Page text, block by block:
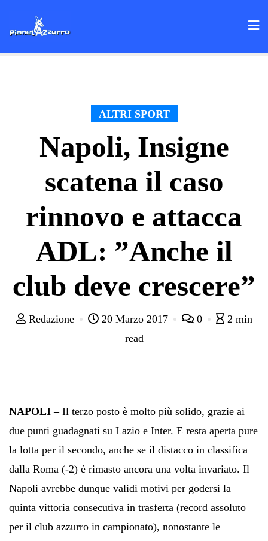
ALTRI SPORT
Napoli, Insigne
scatena il caso
rinnovo e attacca
ADL: ”Anche il
club deve crescere”
Redazione 20 Marzo 2017 0
2 min
read
NAPOLI –Il terzo posto è molto più solido, grazie ai
due punti guadagnati su Lazio e Inter. E resta aperta pure
la lotta per il secondo, anche se il distacco in classifica
dalla Roma (-2) è rimasto ancora una volta invariato. Il
Napoli avrebbe dunque validi motivi per godersi la
quinta vittoria consecutiva in trasferta (record assoluto
per il club azzurro in campionato), nonostante le